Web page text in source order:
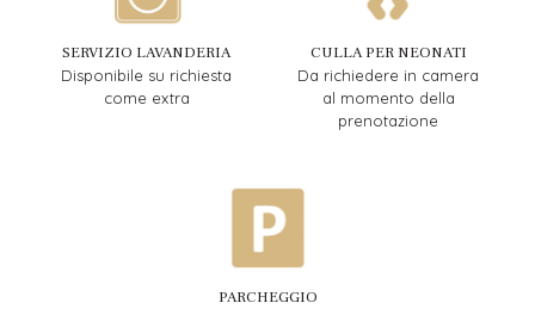
SERVIZIO LAVANDERIA
Disponibile su richiesta
come extra
CULLA PER NEONATI
Da richiedere in camera
al momento della
prenotazione
PARCHEGGIO